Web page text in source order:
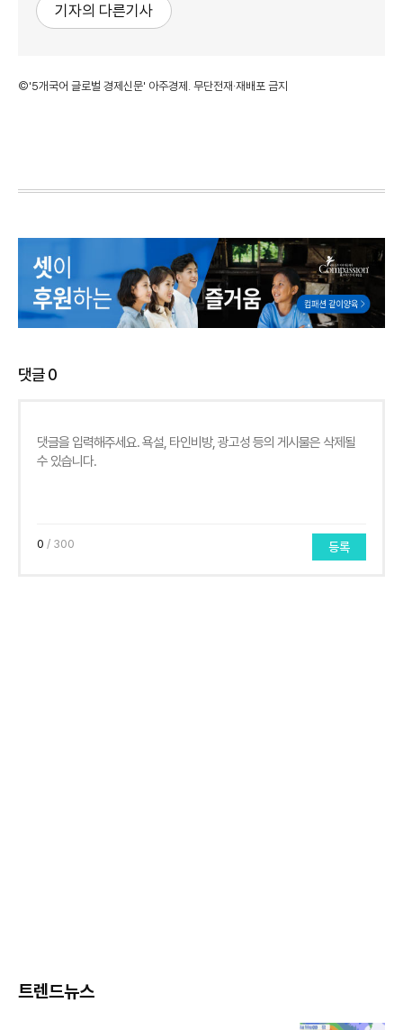
기자의 다른기사
©'5개국어 글로벌 경제신문' 아주경제. 무단전재·재배포 금지
댓글0
0 / 300 등록
트렌드뉴스